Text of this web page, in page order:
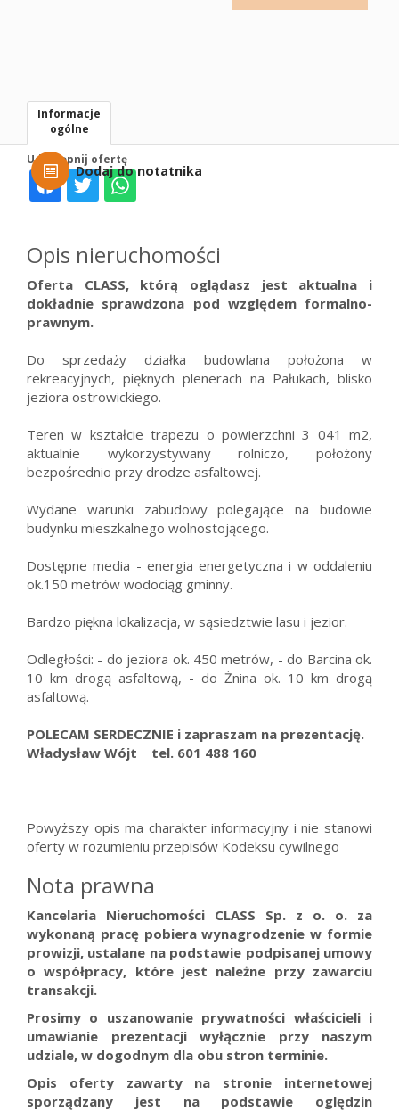
Dodaj do notatnika
Udostępnij ofertę
Informacje
ogólne
Opis nieruchomości
Oferta CLASS, którą oglądasz jest aktualna i
dokładnie sprawdzona pod względem formalno-
prawnym.
Do sprzedaży działka budowlana położona w
rekreacyjnych, pięknych plenerach na Pałukach, blisko
jeziora ostrowickiego.
Teren w kształcie trapezu o powierzchni 3 041 m2,
aktualnie wykorzystywany rolniczo, położony
bezpośrednio przy drodze asfaltowej.
Wydane warunki zabudowy polegające na budowie
budynku mieszkalnego wolnostojącego.
Dostępne media - energia energetyczna i w oddaleniu
ok.150 metrów wodociąg gminny.
Bardzo piękna lokalizacja, w sąsiedztwie lasu i jezior.
Odległości: - do jeziora ok. 450 metrów, - do Barcina ok.
10 km drogą asfaltową, - do Żnina ok. 10 km drogą
asfaltową.
POLECAM SERDECZNIE i zapraszam na prezentację.
Władysław Wójt tel. 601 488 160
Powyższy opis ma charakter informacyjny i nie stanowi
oferty w rozumieniu przepisów Kodeksu cywilnego
Nota prawna
Kancelaria Nieruchomości CLASS Sp. z o. o. za
wykonaną pracę pobiera wynagrodzenie w formie
prowizji, ustalane na podstawie podpisanej umowy
o współpracy, które jest należne przy zawarciu
transakcji.
Prosimy o uszanowanie prywatności właścicieli i
umawianie prezentacji wyłącznie przy naszym
udziale, w dogodnym dla obu stron terminie.
Opis oferty zawarty na stronie internetowej
sporządzany jest na podstawie oględzin